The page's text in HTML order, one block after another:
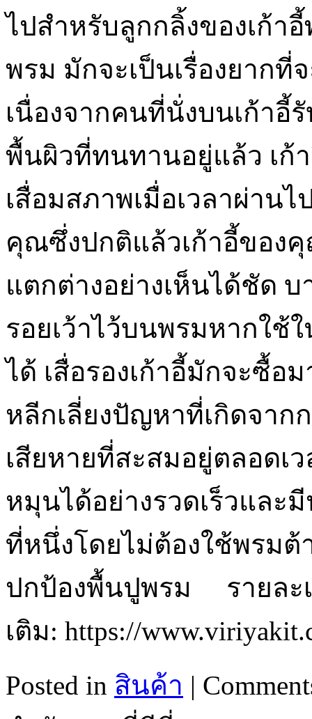
ไปสำหรับลูกกลิ้งของเก้า
พรม มักจะเป็นเรื่องยาก
เนื่องจากคนที่นั่งบนเก้าอี้
พื้นผิวที่ทนทานอยู่แล้ว เก้
เสื่อมสภาพเมื่อเวลาผ่าน
คุณซึ่งปกติแล้วเก้าอี้ของ
แตกต่างอย่างเห็นได้ชัด
รอยเว้าไว้บนพรมหากใช้
ได้ เสื่อรองเก้าอี้มักจะซื้อ
หลีกเลี่ยงปัญหาที่เกิดจาก
เสียหายที่สะสมอยู่ตลอดเ
หมุนได้อย่างรวดเร็วและ
ที่หนึ่งโดยไม่ต้องใช้พรมต้
ปกป้องพื้นปูพรม รายละ
เติม: https://
Posted in สินค้า |